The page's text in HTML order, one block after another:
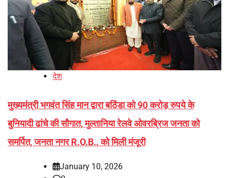
देश
मुख्यमंत्री भगवंत सिंह मान द्वारा बठिंडा को 90 करोड़ रुपये के
बुनियादी ढांचे की सौगात, मुल्तानिया रेलवे ओवरब्रिज जनता को
समर्पित, जनता नगर R.O.B.. को मिली मंजूरी
January 10, 2026